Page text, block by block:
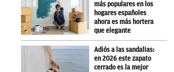
más populares en los
hogares españoles
ahora es más hortera
que elegante
Adiós a las sandalias:
en 2026 este zapato
cerrado es la mejor